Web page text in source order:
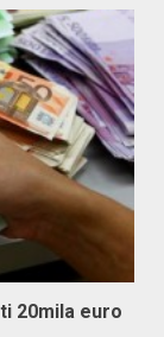
20mila euro